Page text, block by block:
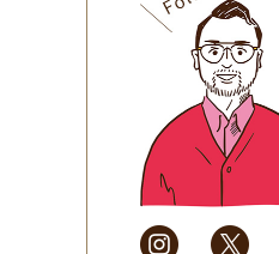
2025年8月(31)
2025年7月(37)
2025年6月(48)
2025年5月
(41)
2025年4月
(32)
2025年3月(31)
2025年2月
(28)